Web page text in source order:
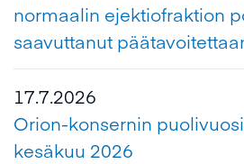
normaalin ejektiofraktion
saavuttanut
17.7.2026
Orion-konsernin
kesäkuu 2026